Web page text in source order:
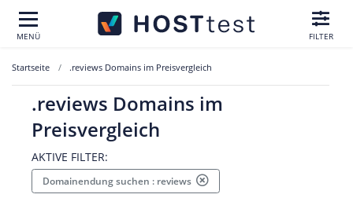
MENÜ FILTER
Startseite .reviews Domains im Preisvergleich
.reviews Domains im
Preisvergleich
AKTIVE FILTER:
Domainendung suchen : reviews